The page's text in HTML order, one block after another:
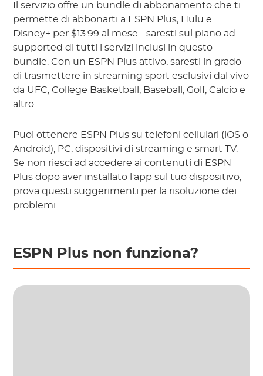
Il servizio offre un bundle di abbonamento che ti
permette di abbonarti a ESPN Plus, Hulu e
Disney+ per $13.99 al mese - saresti sul piano ad-
supported di tutti i servizi inclusi in questo
bundle. Con un ESPN Plus attivo, saresti in grado
di trasmettere in streaming sport esclusivi dal vivo
da UFC, College Basketball, Baseball, Golf, Calcio e
altro.
Puoi ottenere ESPN Plus su telefoni cellulari (iOS o
Android), PC, dispositivi di streaming e smart TV.
Se non riesci ad accedere ai contenuti di ESPN
Plus dopo aver installato l'app sul tuo dispositivo,
prova questi suggerimenti per la risoluzione dei
problemi.
ESPN Plus non funziona?